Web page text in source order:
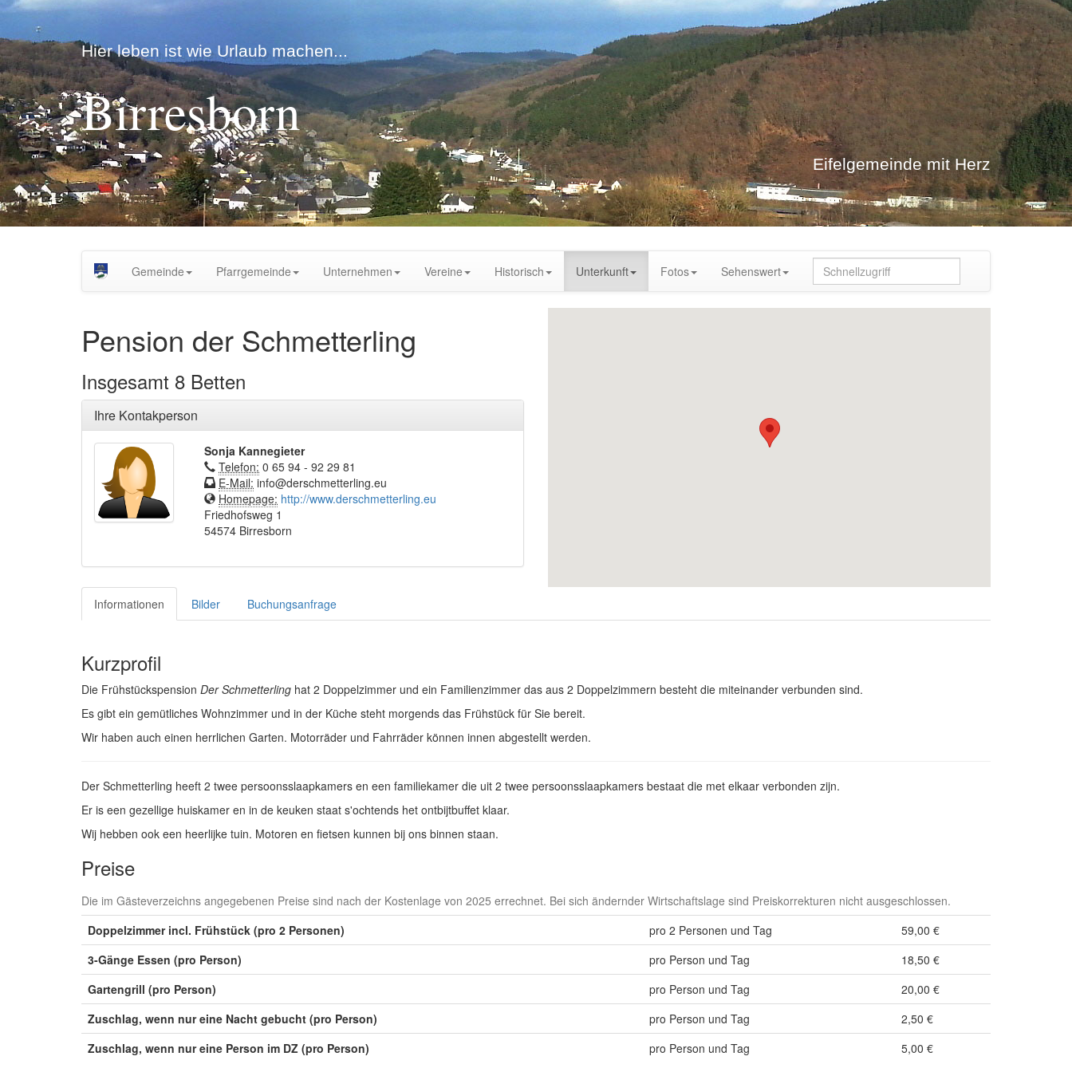
Hier leben ist wie Urlaub machen...
Birresborn
Eifelgemeinde mit Herz
Gemeinde Pfarrgemeinde Unternehmen Vereine Historisch Unterkunft Fotos Sehenswert
Pension der Schmetterling
Insgesamt 8 Betten
Ihre Kontakperson
Sonja Kannegieter
Telefon: 0 65 94 - 92 29 81
E-Mail: info@derschmetterling.eu
Homepage: http://www.derschmetterling.eu
Friedhofsweg 1
54574 Birresborn
Informationen Bilder Buchungsanfrage
Kurzprofil
Die Frühstückspension Der Schmetterling hat 2 Doppelzimmer und ein Familienzimmer das aus 2 Doppelzimmern besteht die miteinander verbunden sind.
Es gibt ein gemütliches Wohnzimmer und in der Küche steht morgends das Frühstück für Sie bereit.
Wir haben auch einen herrlichen Garten. Motorräder und Fahrräder können innen abgestellt werden.
Der Schmetterling heeft 2 twee persoonsslaapkamers en een familiekamer die uit 2 twee persoonsslaapkamers bestaat die met elkaar verbonden zijn.
Er is een gezellige huiskamer en in de keuken staat s'ochtends het ontbijtbuffet klaar.
Wij hebben ook een heerlijke tuin. Motoren en fietsen kunnen bij ons binnen staan.
Preise
Die im Gästeverzeichns angegebenen Preise sind nach der Kostenlage von 2025 errechnet. Bei sich ändernder Wirtschaftslage sind Preiskorrekturen nicht ausgeschlossen.
Doppelzimmer incl. Frühstück (pro 2 Personen)
pro 2 Personen und Tag
59,00 €
3-Gänge Essen (pro Person)
pro Person und Tag
18,50 €
Gartengrill (pro Person)
pro Person und Tag
20,00 €
Zuschlag, wenn nur eine Nacht gebucht (pro Person)
pro Person und Tag
2,50 €
Zuschlag, wenn nur eine Person im DZ (pro Person)
pro Person und Tag 5,00 €